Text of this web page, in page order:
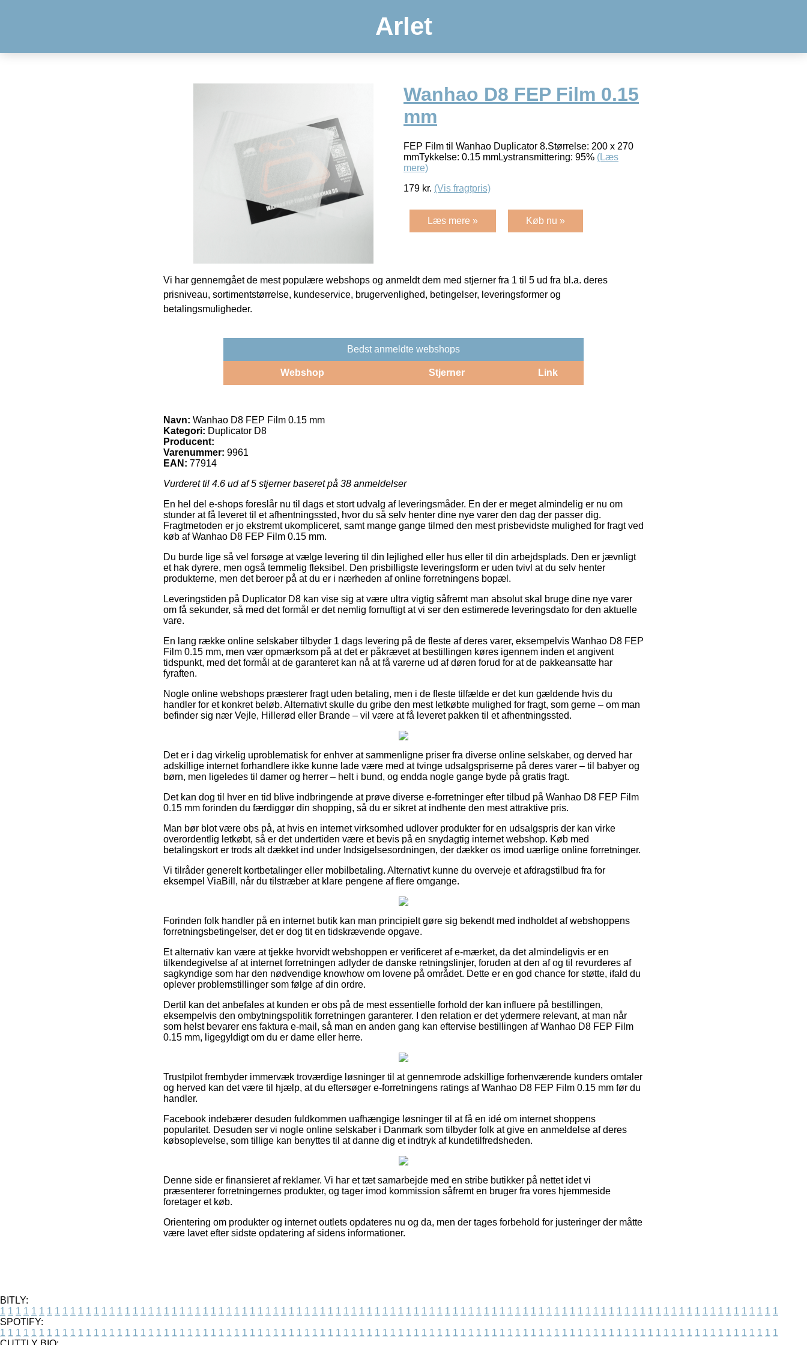
Arlet
Wanhao D8 FEP Film 0.15
mm
FEP Film til Wanhao Duplicator 8.Størrelse: 200 x 270
mmTykkelse: 0.15 mmLystransmittering: 95% (Læs
mere)
179 kr. (Vis fragtpris)
Læs mere » Køb nu »
Vi har gennemgået de mest populære webshops og anmeldt dem med stjerner fra 1 til 5 ud fra bl.a. deres
prisniveau, sortimentstørrelse, kundeservice, brugervenlighed, betingelser, leveringsformer og
betalingsmuligheder.
Bedst anmeldte webshops
Webshop Stjerner Link
Navn: Wanhao D8 FEP Film 0.15 mm
Kategori: Duplicator D8
Producent:
Varenummer: 9961
EAN: 77914
Vurderet til 4.6 ud af 5 stjerner baseret på 38 anmeldelser
En hel del e-shops foreslår nu til dags et stort udvalg af leveringsmåder. En der er meget almindelig er nu om
stunder at få leveret til et afhentningssted, hvor du så selv henter dine nye varer den dag der passer dig.
Fragtmetoden er jo ekstremt ukompliceret, samt mange gange tilmed den mest prisbevidste mulighed for fragt ved
køb af Wanhao D8 FEP Film 0.15 mm.
Du burde lige så vel forsøge at vælge levering til din lejlighed eller hus eller til din arbejdsplads. Den er jævnligt
et hak dyrere, men også temmelig fleksibel. Den prisbilligste leveringsform er uden tvivl at du selv henter
produkterne, men det beroer på at du er i nærheden af online forretningens bopæl.
Leveringstiden på Duplicator D8 kan vise sig at være ultra vigtig såfremt man absolut skal bruge dine nye varer
om få sekunder, så med det formål er det nemlig fornuftigt at vi ser den estimerede leveringsdato for den aktuelle
vare.
En lang række online selskaber tilbyder 1 dags levering på de fleste af deres varer, eksempelvis Wanhao D8 FEP
Film 0.15 mm, men vær opmærksom på at det er påkrævet at bestillingen køres igennem inden et angivent
tidspunkt, med det formål at de garanteret kan nå at få varerne ud af døren forud for at de pakkeansatte har
fyraften.
Nogle online webshops præsterer fragt uden betaling, men i de fleste tilfælde er det kun gældende hvis du
handler for et konkret beløb. Alternativt skulle du gribe den mest letkøbte mulighed for fragt, som gerne – om man
befinder sig nær Vejle, Hillerød eller Brande – vil være at få leveret pakken til et afhentningssted.
Det er i dag virkelig uproblematisk for enhver at sammenligne priser fra diverse online selskaber, og derved har
adskillige internet forhandlere ikke kunne lade være med at tvinge udsalgspriserne på deres varer – til babyer og
børn, men ligeledes til damer og herrer – helt i bund, og endda nogle gange byde på gratis fragt.
Det kan dog til hver en tid blive indbringende at prøve diverse e-forretninger efter tilbud på Wanhao D8 FEP Film
0.15 mm forinden du færdiggør din shopping, så du er sikret at indhente den mest attraktive pris.
Man bør blot være obs på, at hvis en internet virksomhed udlover produkter for en udsalgspris der kan virke
overordentlig letkøbt, så er det undertiden være et bevis på en snydagtig internet webshop. Køb med
betalingskort er trods alt dækket ind under Indsigelsesordningen, der dækker os imod uærlige online forretninger.
Vi tilråder generelt kortbetalinger eller mobilbetaling. Alternativt kunne du overveje et afdragstilbud fra for
eksempel ViaBill, når du tilstræber at klare pengene af flere omgange.
Forinden folk handler på en internet butik kan man principielt gøre sig bekendt med indholdet af webshoppens
forretningsbetingelser, det er dog tit en tidskrævende opgave.
Et alternativ kan være at tjekke hvorvidt webshoppen er verificeret af e-mærket, da det almindeligvis er en
tilkendegivelse af at internet forretningen adlyder de danske retningslinjer, foruden at den af og til revurderes af
sagkyndige som har den nødvendige knowhow om lovene på området. Dette er en god chance for støtte, ifald du
oplever problemstillinger som følge af din ordre.
Dertil kan det anbefales at kunden er obs på de mest essentielle forhold der kan influere på bestillingen,
eksempelvis den ombytningspolitik forretningen garanterer. I den relation er det ydermere relevant, at man når
som helst bevarer ens faktura e-mail, så man en anden gang kan eftervise bestillingen af Wanhao D8 FEP Film
0.15 mm, ligegyldigt om du er dame eller herre.
Trustpilot frembyder immervæk troværdige løsninger til at gennemrode adskillige forhenværende kunders omtaler
og herved kan det være til hjælp, at du eftersøger e-forretningens ratings af Wanhao D8 FEP Film 0.15 mm før du
handler.
Facebook indebærer desuden fuldkommen uafhængige løsninger til at få en idé om internet shoppens
popularitet. Desuden ser vi nogle online selskaber i Danmark som tilbyder folk at give en anmeldelse af deres
købsoplevelse, som tillige kan benyttes til at danne dig et indtryk af kundetilfredsheden.
Denne side er finansieret af reklamer. Vi har et tæt samarbejde med en stribe butikker på nettet idet vi
præsenterer forretningernes produkter, og tager imod kommission såfremt en bruger fra vores hjemmeside
foretager et køb.
Orientering om produkter og internet outlets opdateres nu og da, men der tages forbehold for justeringer der måtte
være lavet efter sidste opdatering af sidens informationer.
BITLY:
1 1 1 1 1 1 1 1 1 1 1 1 1 1 1 1 1 1 1 1 1 1 1 1 1 1 1 1 1 1 1 1 1 1 1 1 1 1 1 1 1 1 1 1 1 1 1 1 1 1 1 1 1 1 1 1 1 1 1 1 1 1 1 1 1 1 1 1 1 1 1 1 1 1 1 1 1 1 1 1 1 1 1 1 1 1 1 1 1 1 1 1 1 1 1 1 1 1 1 1
SPOTIFY:
1 1 1 1 1 1 1 1 1 1 1 1 1 1 1 1 1 1 1 1 1 1 1 1 1 1 1 1 1 1 1 1 1 1 1 1 1 1 1 1 1 1 1 1 1 1 1 1 1 1 1 1 1 1 1 1 1 1 1 1 1 1 1 1 1 1 1 1 1 1 1 1 1 1 1 1 1 1 1 1 1 1 1 1 1 1 1 1 1 1 1 1 1 1 1 1 1 1 1 1